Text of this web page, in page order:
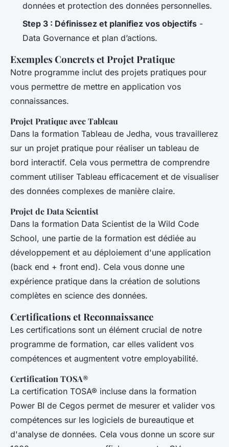
données et protection des données personnelles.
Step 3 : Définissez et planifiez vos objectifs -
Data Governance et plan d’actions.
Exemples Concrets et Projet Pratique
Notre programme inclut des projets pratiques pour
vous permettre de mettre en application vos
connaissances.
Projet Pratique avec Tableau
Dans la formation Tableau de Jedha, vous travaillerez
sur un projet pratique pour réaliser un tableau de
bord interactif. Cela vous permettra de comprendre
comment utiliser Tableau efficacement et de visualiser
des données complexes de manière claire.
Projet de Data Scientist
Dans la formation Data Scientist de la Wild Code
School, une partie de la formation est dédiée au
développement et au déploiement d'une application
(back end + front end). Cela vous donne une
expérience pratique dans la création de solutions
complètes en science des données.
Certifications et Reconnaissance
Les certifications sont un élément crucial de notre
programme de formation, car elles valident vos
compétences et augmentent votre employabilité.
Certification TOSA®
La certification TOSA® incluse dans la formation
Power BI de Cegos permet de mesurer et valider vos
compétences sur les logiciels de bureautique et
d'analyse de données. Cela vous donne un score sur